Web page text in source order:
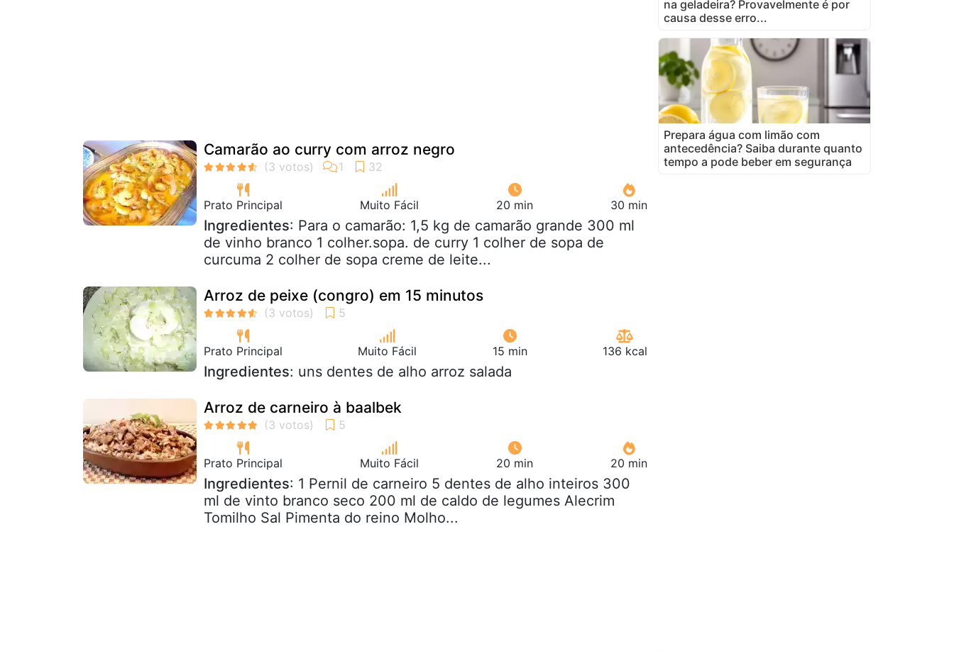
Camarão ao curry com arroz negro
Prato Principal Muito Fácil 20 min 30 min
Ingredientes: Para o camarão: 1,5 kg de camarão grande 300 ml
de vinho branco 1 colher.sopa. de curry 1 colher de sopa de
curcuma 2 colher de sopa creme de leite...
Arroz de peixe (congro) em 15 minutos
Prato Principal Muito Fácil 15 min 136 kcal
Ingredientes: uns dentes de alho arroz salada
Arroz de carneiro à baalbek
Prato Principal Muito Fácil 20 min 20 min
Ingredientes: 1 Pernil de carneiro 5 dentes de alho inteiros 300
ml de vinto branco seco 200 ml de caldo de legumes Alecrim
Tomilho Sal Pimenta do reino Molho...
na geladeira? Provavelmente é por
causa desse erro...
Prepara água com limão com
antecedência? Saiba durante quanto
tempo a pode beber em segurança